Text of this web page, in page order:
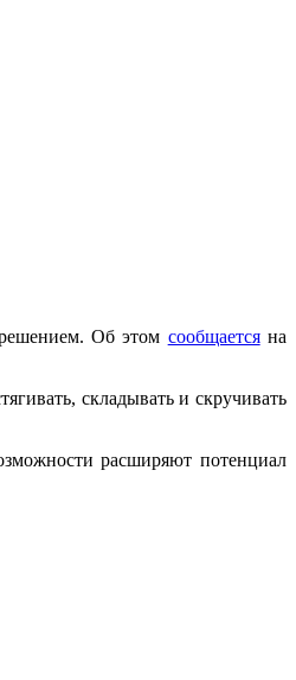
Об этом сообщаетсяна
складывать и скручивать
расширяют потенциал